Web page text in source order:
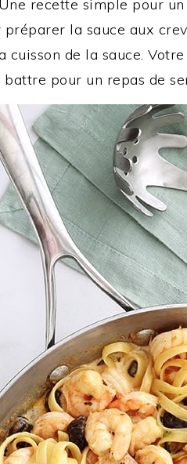
recette simple pour
la sauce aux
cuisson de la sauce.
pour un repas de